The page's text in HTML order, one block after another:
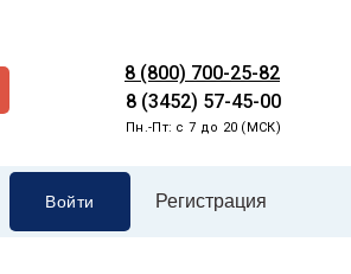
8 (3452) 57-45-00
8 (800) 700-25-82
Пн.-Пт: с 7 до 20 (МСК)
Регистрация
Войти